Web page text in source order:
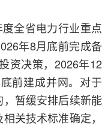
全省电力行业重点
年8月底前完成备
资决策，2026年12
前建成并网。对于
暂缓安排后续新能
关技术标准确定，